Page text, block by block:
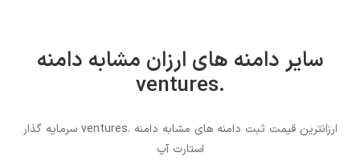
سایر دامنه های ارزان مشابه دامنه
.ventures
ارزانترین قیمت ثبت دامنه های مشابه دامنه .ventures سرمایه گذار
استارت آپ